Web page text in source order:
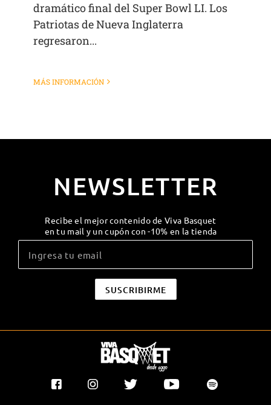
dramático final del Super Bowl LI. Los
Patriotas de Nueva Inglaterra
regresaron...
MÁS INFORMACIÓN
NEWSLETTER
Recibe el mejor contenido de Viva Basquet
en tu mail y un cupón con -10% en la tienda